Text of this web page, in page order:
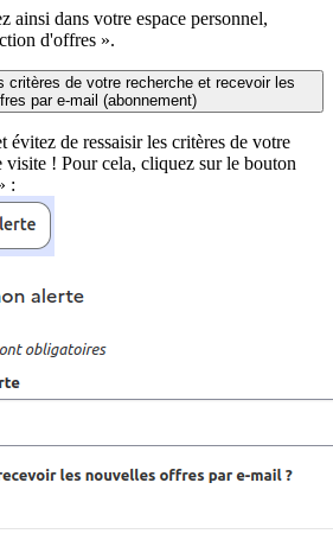
ainsi dans votre espace personnel,
d'offres ».
critères de votre recherche et recevoir les
par e-mail (abonnement)
évitez de ressaisir les critères de votre
visite ! Pour cela, cliquez sur le bouton
: